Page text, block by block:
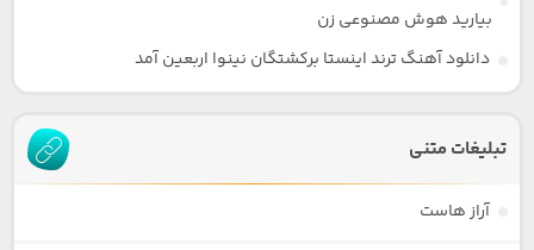
بیارید هوش مصنوعی زن
دانلود آهنگ ترند اینستا برکشتگان نینوا اربعین آمد
تبلیغات متنی
آراز هاست